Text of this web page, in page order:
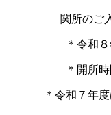
関所のご
＊令和
＊開所
＊令和７年